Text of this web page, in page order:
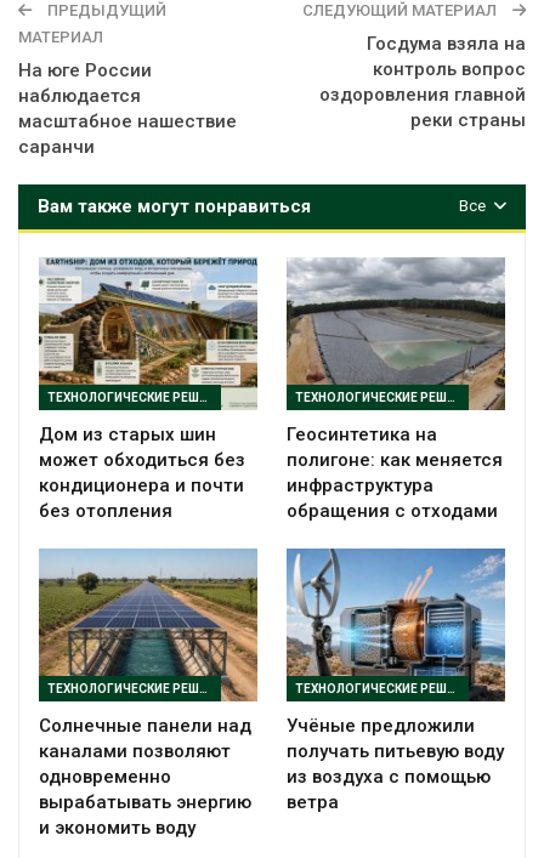
ПРЕДЫДУЩИЙ
МАТЕРИАЛ
На юге России
наблюдается
масштабное нашествие
саранчи
СЛЕДУЮЩИЙ МАТЕРИАЛ
Госдума взяла на
контроль вопрос
оздоровления главной
реки страны
Все
Вам также могут понравиться
ТЕХНОЛОГИЧЕСКИЕ РЕШЕНИЯ
Дом из старых шин
может обходиться без
кондиционера и почти
без отопления
ТЕХНОЛОГИЧЕСКИЕ РЕШЕНИЯ
Геосинтетика на
полигоне: как меняется
инфраструктура
обращения с отходами
ТЕХНОЛОГИЧЕСКИЕ РЕШЕНИЯ
Солнечные панели над
каналами позволяют
одновременно
вырабатывать энергию
и экономить воду
ТЕХНОЛОГИЧЕСКИЕ РЕШЕНИЯ
Учёные предложили
получать питьевую воду
из воздуха с помощью
ветра